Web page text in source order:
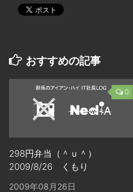
おすすめの記事
0
298円弁当（＾ｕ＾）
2009/8/26 くもり
2009年08月26日